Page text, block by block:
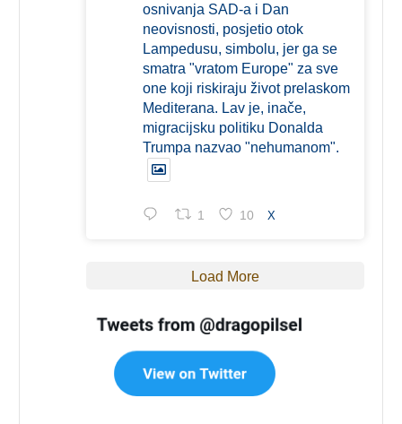
osnivanja SAD-a i Dan
neovisnosti, posjetio otok
Lampedusu, simbolu, jer ga se
smatra "vratom Europe" za sve
one koji riskiraju život prelaskom
Mediterana. Lav je, inače,
migracijsku politiku Donalda
Trumpa nazvao "nehumanom".
1 10 X
Load More